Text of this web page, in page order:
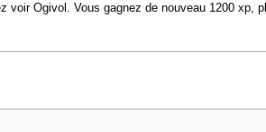
Ogivol. Vous gagnez de nouveau 1200 xp,